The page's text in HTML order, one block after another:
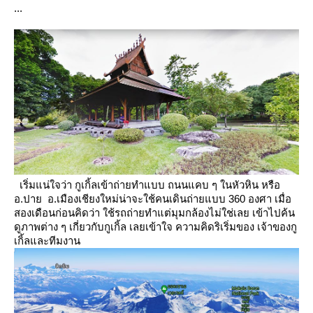
...
เริ่มแน่ใจว่า กูเกิ้ลเข้าถ่ายทำแบบ ถนนแคบ ๆ ในหัวหิน หรือ
อ.ปาย อ.เมืองเชียงใหม่น่าจะใช้คนเดินถ่ายแบบ 360 องศา เมื่อ
สองเดือนก่อนคิดว่า ใช้รถถ่ายทำแต่มุมกล้องไม่ใช่เลย เข้าไปค้น
ดูภาพต่าง ๆ เกี่ยวกับกูเกิ้ล เลยเข้าใจ ความคิดริเริ่มของ เจ้าของกู
เกิ้ลและทีมงาน